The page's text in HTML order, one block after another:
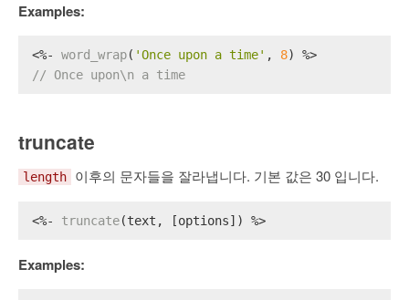
Examples:
<%- word_wrap( 'Once upon a time' , 8) %>
// Once upon\n a time
truncate
length 이후의 문자들을 잘라냅니다. 기본 값은 30 입니다.
<%- truncate(text, [options]) %>
Examples: